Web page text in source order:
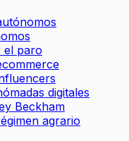
el paro
digitales
Beckham
agrario